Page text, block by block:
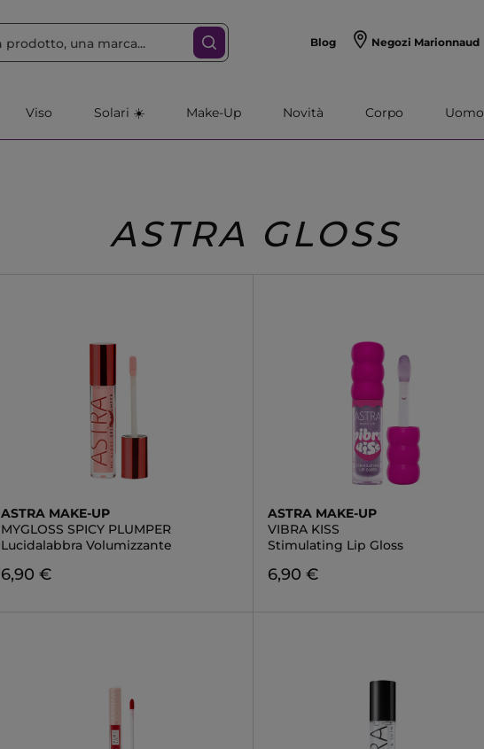
Blog Negozi Marionnaud
Viso Solari ☀️ Make-Up Novità Corpo Uomo
ASTRA GLOSS
ASTRA MAKE-UP
MYGLOSS SPICY PLUMPER
Lucidalabbra Volumizzante
6,90 €
ASTRA MAKE-UP
VIBRA KISS
Stimulating Lip Gloss
6,90 €